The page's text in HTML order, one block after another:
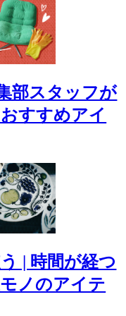
部スタッフが
すすめアイ
| 時間が経つ
ノのアイテ